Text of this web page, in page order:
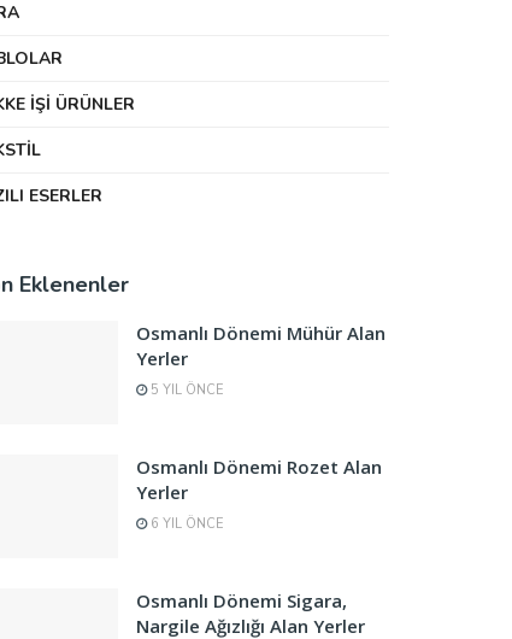
İŞI ÜRÜNLER
ESERLER
Eklenenler
Osmanlı Dönemi Mühür Alan
Yerler
5 YIL ÖNCE
Osmanlı Dönemi Rozet Alan
Yerler
6 YIL ÖNCE
Osmanlı Dönemi Sigara,
Nargile Ağızlığı Alan Yerler